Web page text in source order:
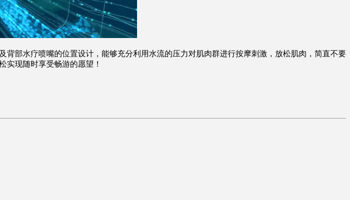
部水疗喷嘴的位置设计，能够充分利用水流的压力对肌肉群进行按摩刺激，放松肌肉，简直不要
实现随时享受畅游的愿望！